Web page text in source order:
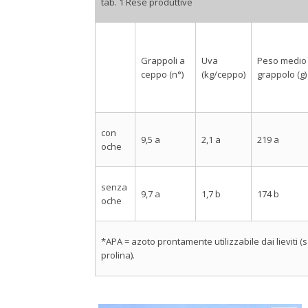
Grappoli a
ceppo (n°)
Uva
(kg/ceppo)
Peso medio
grappolo (g)
con
oche
9,5 a 2,1 a 219 a
senza
oche
9,7 a 1,7 b 174 b
*APA = azoto prontamente utilizzabile dai lieviti
prolina).